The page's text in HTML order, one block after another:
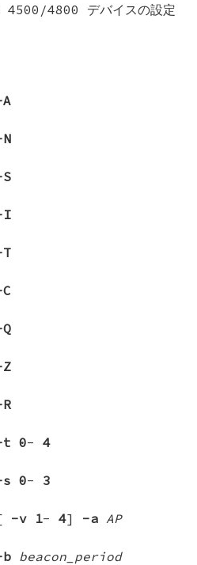
4800 デバイスの設定
I
t 0-4
0- 3
-v 1-4] -a AP
beacon_period